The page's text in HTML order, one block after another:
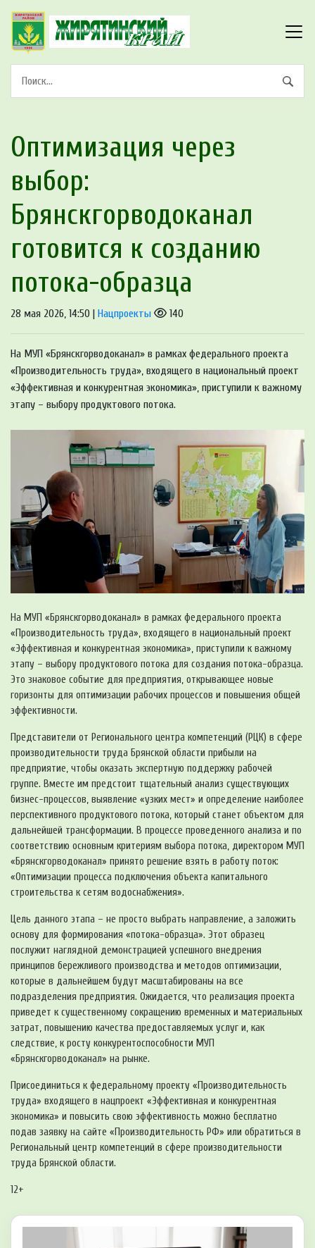
Оптимизация через
выбор:
Брянскгорводоканал
готовится к созданию
потока-образца
28 мая 2026, 14:50 | Нацпроекты 140
На МУП «Брянскгорводоканал» в рамках федерального проекта
«Производительность труда», входящего в национальный проект
«Эффективная и конкурентная экономика», приступили к важному
этапу – выбору продуктового потока.
На МУП «Брянскгорводоканал» в рамках федерального проекта
«Производительность труда», входящего в национальный проект
«Эффективная и конкурентная экономика», приступили к важному
этапу – выбору продуктового потока для создания потока-образца.
Это знаковое событие для предприятия, открывающее новые
горизонты для оптимизации рабочих процессов и повышения общей
эффективности.
Представители от Регионального центра компетенций (РЦК) в сфере
производительности труда Брянской области прибыли на
предприятие, чтобы оказать экспертную поддержку рабочей
группе. Вместе им предстоит тщательный анализ существующих
бизнес-процессов, выявление «узких мест» и определение наиболее
перспективного продуктового потока, который станет объектом для
дальнейшей трансформации. В процессе проведенного анализа и по
соответствию основным критериям выбора потока, директором МУП
«Брянскгорводоканал» принято решение взять в работу поток:
«Оптимизации процесса подключения объекта капитального
строительства к сетям водоснабжения».
Цель данного этапа – не просто выбрать направление, а заложить
основу для формирования «потока-образца». Этот образец
послужит наглядной демонстрацией успешного внедрения
принципов бережливого производства и методов оптимизации,
которые в дальнейшем будут масштабированы на все
подразделения предприятия. Ожидается, что реализация проекта
приведет к существенному сокращению временных и материальных
затрат, повышению качества предоставляемых услуг и, как
следствие, к росту конкурентоспособности МУП
«Брянскгорводоканал» на рынке.
Присоединиться к федеральному проекту «Производительность
труда» входящего в нацпроект «Эффективная и конкурентная
экономика» и повысить свою эффективность можно бесплатно
подав заявку на сайте «Производительность РФ» или обратиться в
Региональный центр компетенций в сфере производительности
труда Брянской области.
12+